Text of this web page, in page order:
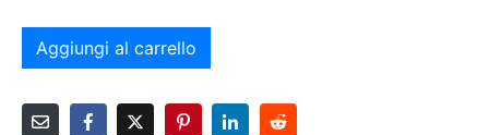
Aggiungi al carrello